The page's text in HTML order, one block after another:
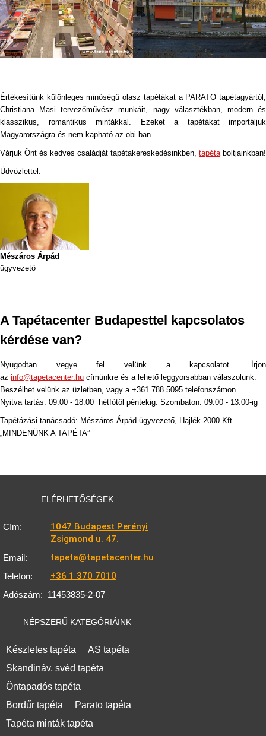
Értékesítünk különleges minőségű olasz tapétákat a PARATO tapétagyártól,
Christiana Masi tervezőművész munkáit, nagy választékban, modern és
klasszikus, romantikus mintákkal. Ezeket a tapétákat importáljuk
Magyarországra és nem kapható az obi ban.
Várjuk Önt és kedves családját tapétakereskedésinkben, tapétaboltjainkban!
Üdvözlettel:
Mészáros Árpád
ügyvezető
A Tapétacenter Budapesttel kapcsolatos
kérdése van?
Nyugodtan vegye fel velünk a kapcsolatot. Írjon
az info@tapetacenter.hu címünkre és a lehető leggyorsabban válaszolunk.
Beszélhet velünk az üzletben, vagy a +361 788 5095 telefonszámon.
Nyitva tartás: 09:00 - 18:00 hétfőtől péntekig. Szombaton: 09:00 - 13.00-ig
Tapétázási tanácsadó: Mészáros Árpád ügyvezető, Hajlék-2000 Kft.
„MINDENÜNK A TAPÉTA”
ELÉRHETŐSÉGEK
Cím:
1047 Budapest Perényi
Zsigmond u. 47.
Email: tapeta@tapetacenter.hu
Telefon: +36 1 370 7010
Adószám: 11453835-2-07
NÉPSZERŰ KATEGÓRIÁINK
Készletes tapéta
AS tapéta
Skandináv, svéd tapéta
Öntapadós tapéta
Bordűr tapéta
Parato tapéta
Tapéta minták tapéta